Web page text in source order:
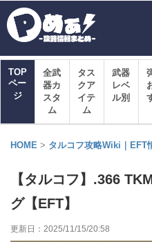
TOP
ペー
ジ
全武
器カ
スタ
ム
タス
クア
イテ
ム
武器
レベ
ル別
HOME > タルコフ攻略Wiki｜EFT
【タルコフ】.366
グ【EFT】
更新日： 2025/11/15/20:58